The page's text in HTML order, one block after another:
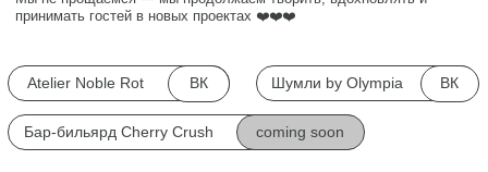
Бар-бильярд Cherry Crush coming soon